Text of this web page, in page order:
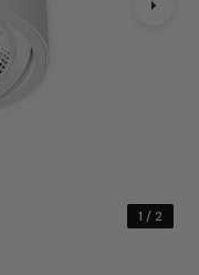
1 / 2